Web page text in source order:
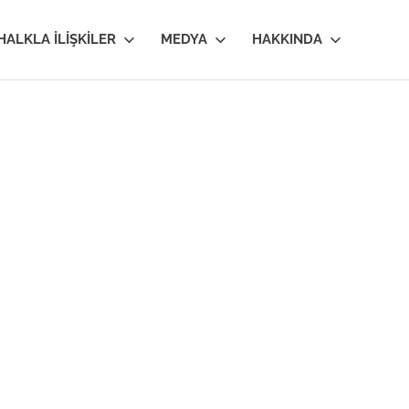
HALKLA İLIŞKILER MEDYA HAKKINDA